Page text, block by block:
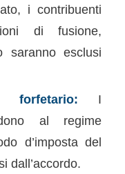
i contribuenti
di fusione,
saranno esclusi
I
al regime
d’imposta del
dall’accordo.